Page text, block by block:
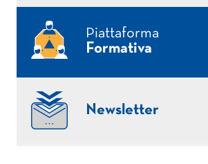
Piattaforma
Formativa
Newsletter